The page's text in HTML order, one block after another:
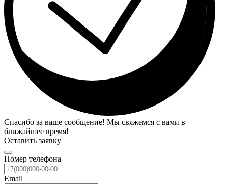
Спасибо за ваше сообщение! Мы свяжемся с вами в
ближайшее время!
Оставить заявку
Номер телефона
Email